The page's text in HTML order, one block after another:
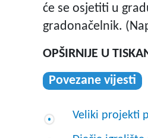
će se osjetiti u
gradonačelnik.
OPŠIRNIJE U
Povezane vijesti
Veliki projekti